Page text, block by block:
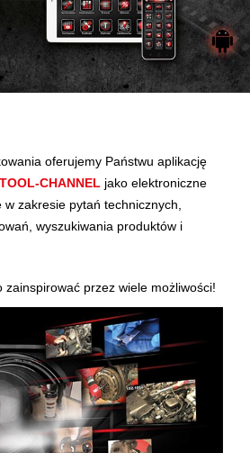
oferujemy Państwu aplikację
TOOL-CHANNEL jako elektroniczne
zakresie pytań technicznych,
wyszukiwania produktów i
zainspirować przez wiele możliwości!